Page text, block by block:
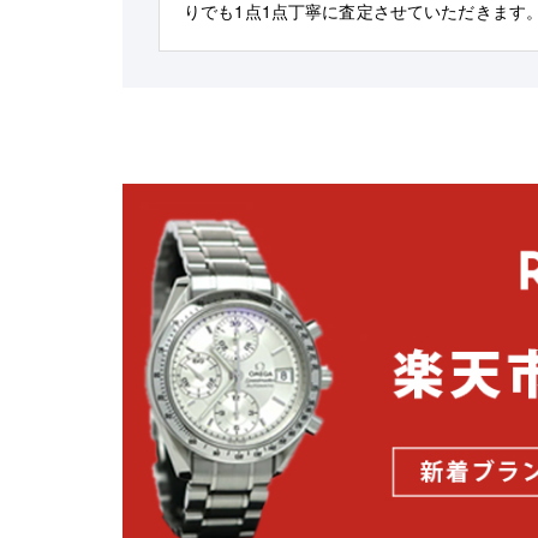
りでも1点1点丁寧に査定させていただきます